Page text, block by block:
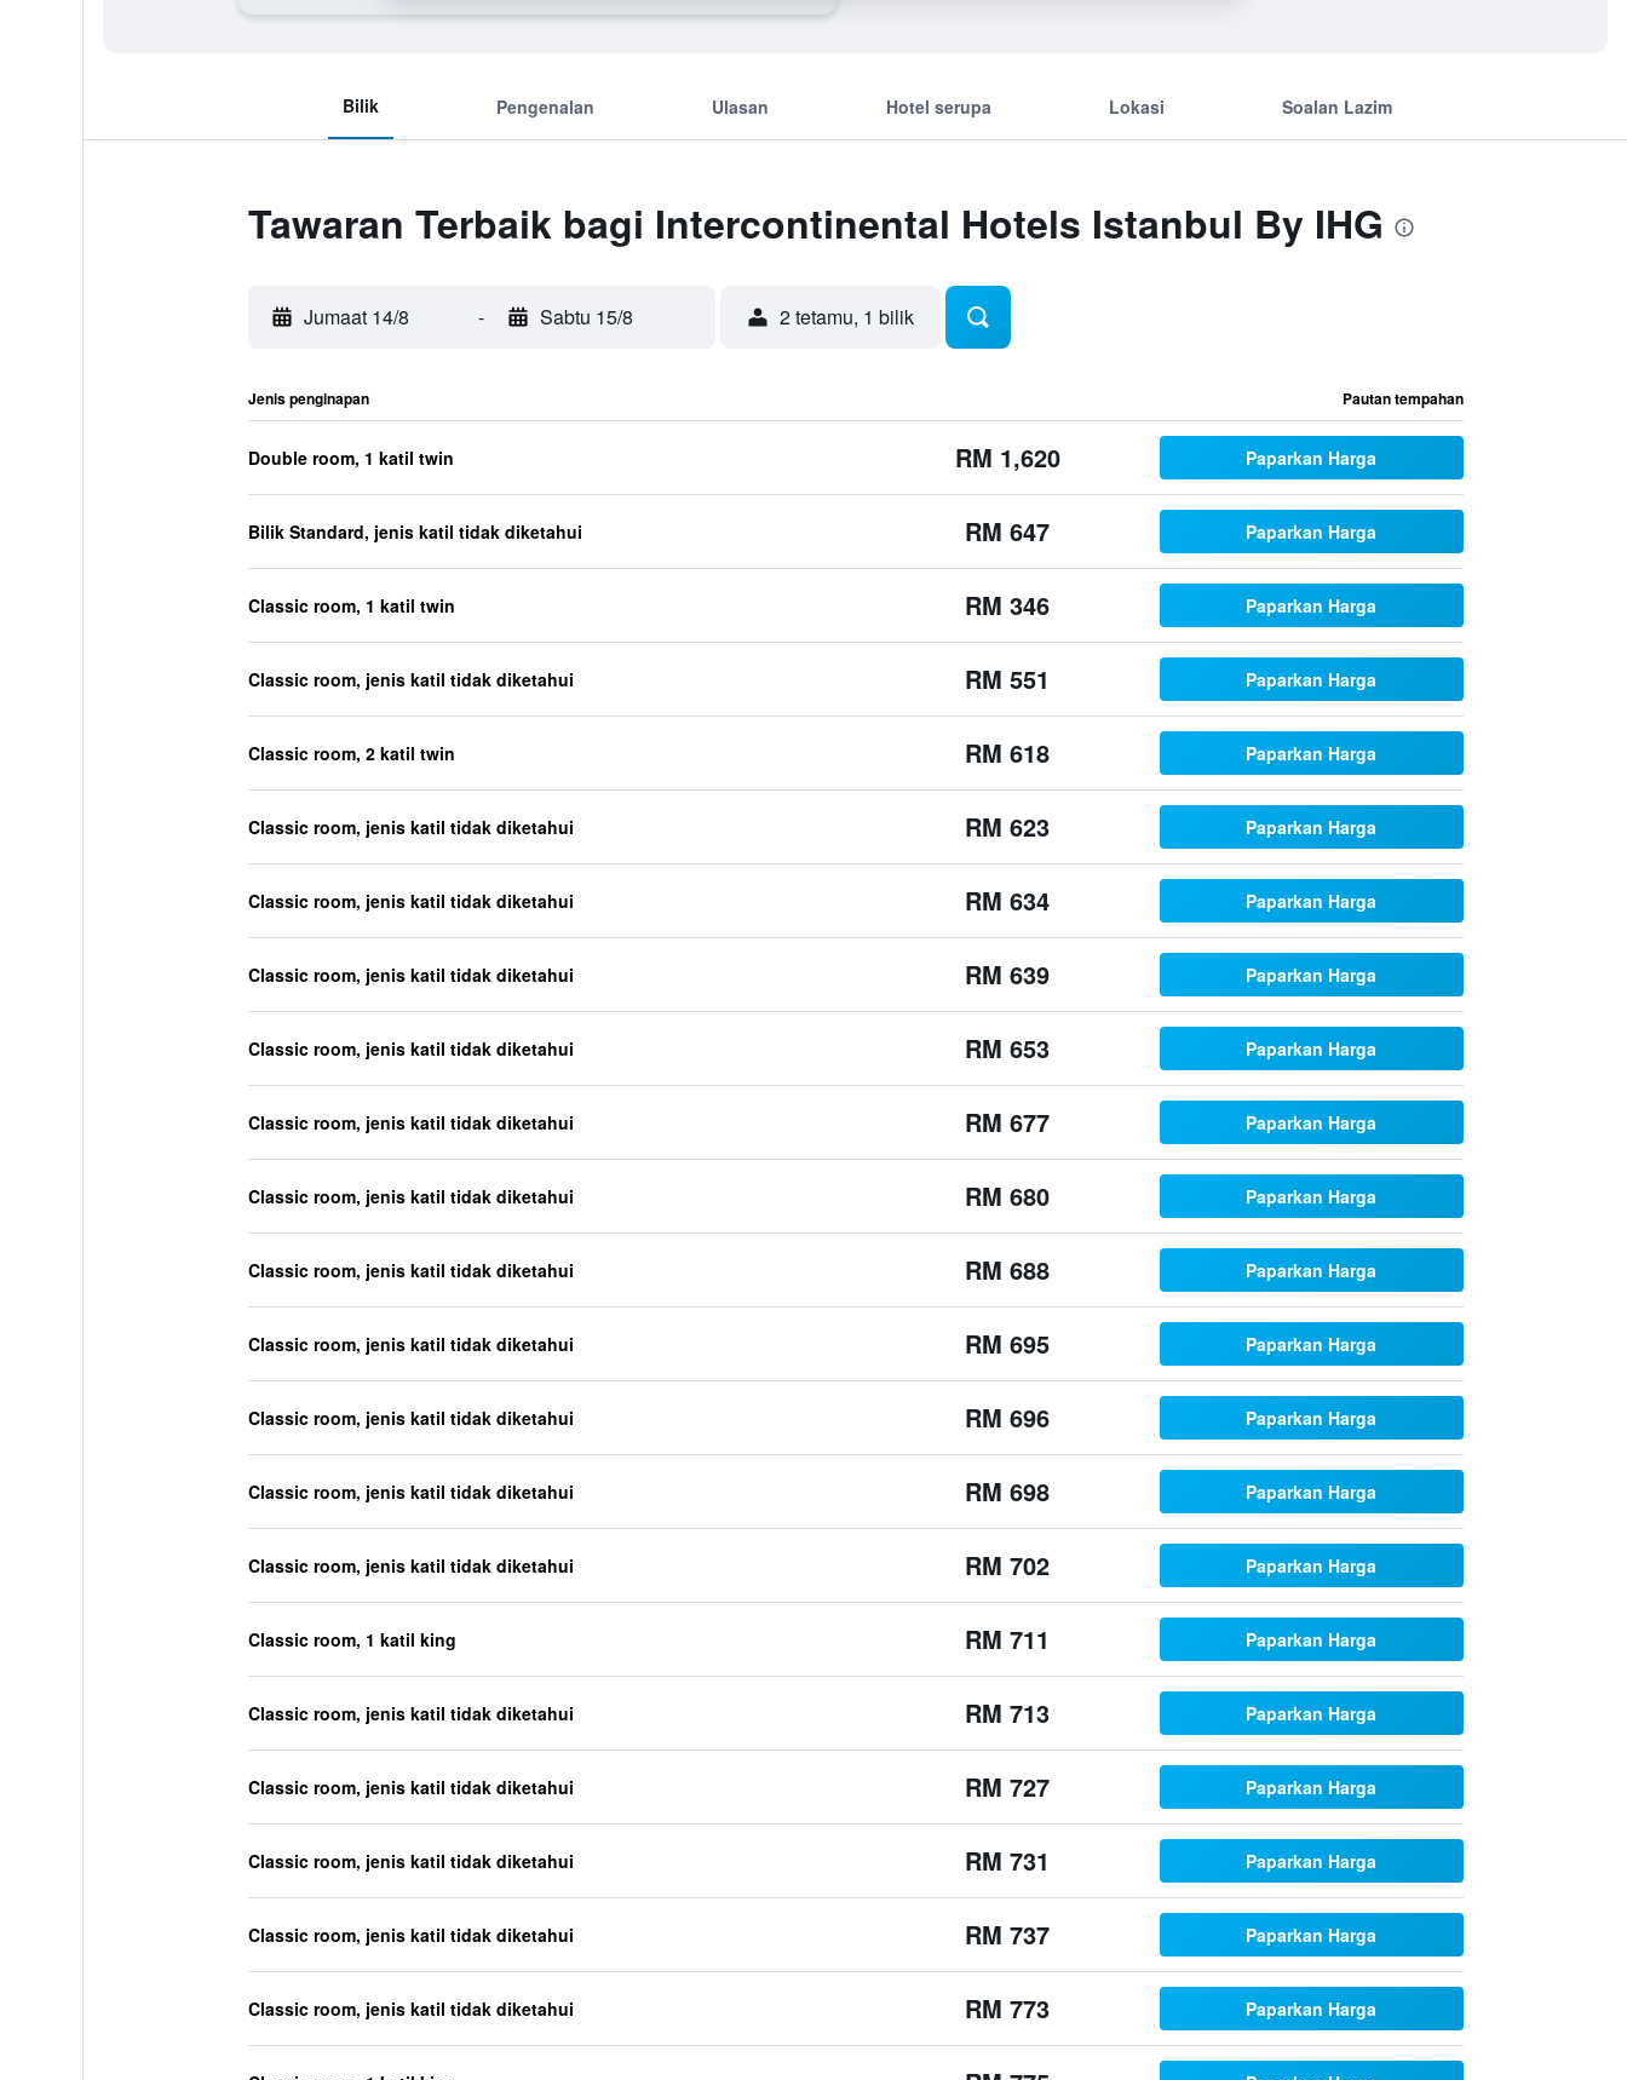
Bilik Pengenalan Ulasan Hotel serupa Lokasi Soalan Lazim
Tawaran Terbaik bagi Intercontinental Hotels Istanbul By IHG
Jumaat 14/8 - Sabtu 15/8 2 tetamu, 1 bilik
Jenis penginapan Pautan tempahan
Double room, 1 katil twin RM 1,620 Paparkan Harga
Bilik Standard, jenis katil tidak diketahui RM 647 Paparkan Harga
Classic room, 1 katil twin RM 346 Paparkan Harga
Classic room, jenis katil tidak diketahui RM 551 Paparkan Harga
Classic room, 2 katil twin RM 618 Paparkan Harga
Classic room, jenis katil tidak diketahui RM 623 Paparkan Harga
Classic room, jenis katil tidak diketahui RM 634 Paparkan Harga
Classic room, jenis katil tidak diketahui RM 639 Paparkan Harga
Classic room, jenis katil tidak diketahui RM 653 Paparkan Harga
Classic room, jenis katil tidak diketahui RM 677 Paparkan Harga
Classic room, jenis katil tidak diketahui RM 680 Paparkan Harga
Classic room, jenis katil tidak diketahui RM 688 Paparkan Harga
Classic room, jenis katil tidak diketahui RM 695 Paparkan Harga
Classic room, jenis katil tidak diketahui RM 696 Paparkan Harga
Classic room, jenis katil tidak diketahui RM 698 Paparkan Harga
Classic room, jenis katil tidak diketahui RM 702 Paparkan Harga
Classic room, 1 katil king RM 711 Paparkan Harga
Classic room, jenis katil tidak diketahui RM 713 Paparkan Harga
Classic room, jenis katil tidak diketahui RM 727 Paparkan Harga
Classic room, jenis katil tidak diketahui RM 731 Paparkan Harga
Classic room, jenis katil tidak diketahui RM 737 Paparkan Harga
Classic room, jenis katil tidak diketahui RM 773 Paparkan Harga